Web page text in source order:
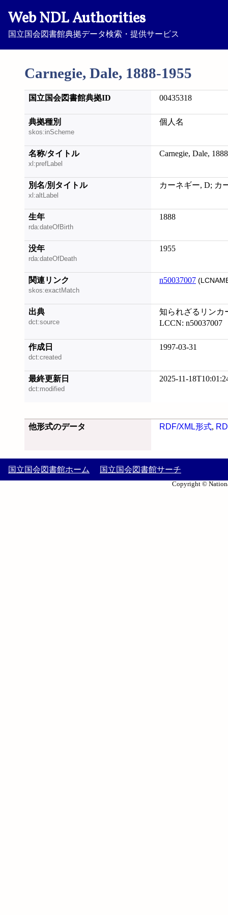
Web NDL Authorities
国立国会図書館典拠データ検索・提供サービス
Carnegie, Dale, 1888-1955
国立国会図書館典拠ID 00435318
典拠種別
skos:inScheme
個人名
名称/タイトル
xl:prefLabel
Carnegie, Dale,
別名/別タイトル
xl:altLabel
カーネギー, D; カ
生年
rda:dateOfBirth
1888
没年
rda:dateOfDeath
1955
関連リンク
skos:exactMatch
n50037007
出典
dct:source
知られざるリンカ
LCCN: n50037007
作成日
dct:created
1997-03-31
最終更新日
dct:modified
2025-11-
他形式のデータ RDF/XML形式,
国立国会図書館ホーム 国立国会図書館サーチ
Copyright ©